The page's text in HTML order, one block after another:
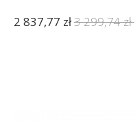
2 837,77 zł3 299,74 zł